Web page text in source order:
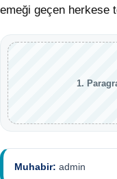
emeği geçen herkese
1.
Muhabir: admin